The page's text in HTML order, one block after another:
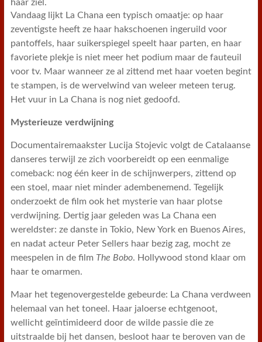
haar ziel.
Vandaag lijkt La Chana een typisch omaatje: op haar
zeventigste heeft ze haar hakschoenen ingeruild voor
pantoffels, haar suikerspiegel speelt haar parten, en haar
favoriete plekje is niet meer het podium maar de fauteuil
voor tv. Maar wanneer ze al zittend met haar voeten begint
te stampen, is de wervelwind van weleer meteen terug.
Het vuur in La Chana is nog niet gedoofd.
Mysterieuze verdwijning
Documentairemaakster Lucija Stojevic volgt de Catalaanse
danseres terwijl ze zich voorbereidt op een eenmalige
comeback: nog één keer in de schijnwerpers, zittend op
een stoel, maar niet minder adembenemend. Tegelijk
onderzoekt de film ook het mysterie van haar plotse
verdwijning. Dertig jaar geleden was La Chana een
wereldster: ze danste in Tokio, New York en Buenos Aires,
en nadat acteur Peter Sellers haar bezig zag, mocht ze
meespelen in de film The Bobo. Hollywood stond klaar om
haar te omarmen.
Maar het tegenovergestelde gebeurde: La Chana verdween
helemaal van het toneel. Haar jaloerse echtgenoot,
wellicht geïntimideerd door de wilde passie die ze
uitstraalde bij het dansen, besloot haar te beroven van de